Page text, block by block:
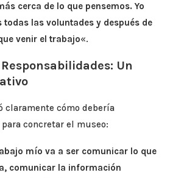
cerca de lo que pensemos. Yo
todas las voluntades y después de
venir el trabajo«.
Un
claramente cómo debería
concretar el museo:
mío va a ser comunicar lo que
comunicar la información